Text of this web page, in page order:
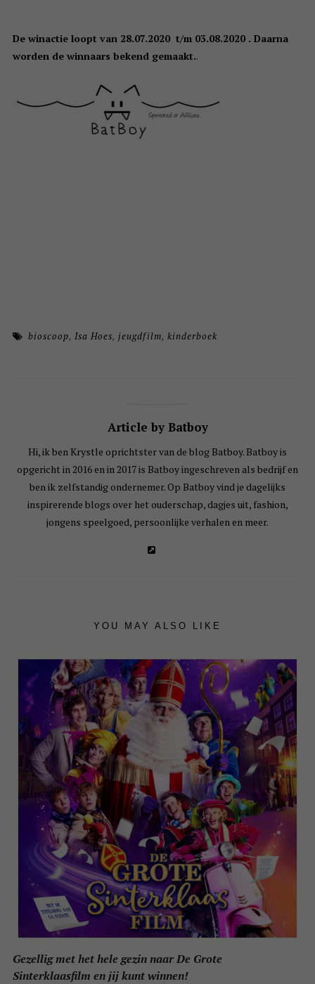
De winactie loopt van 28.07.2020 t/m 03.08.2020 . Daarna
worden de winnaars bekend gemaakt..
bioscoop,Isa Hoes,jeugdfilm,kinderboek
Article by Batboy
Hi, ik ben Krystle oprichtster van de blog Batboy. Batboy is
opgericht in 2016 en in 2017 is Batboy ingeschreven als bedrijf en
ben ik zelfstandig ondernemer. Op Batboy vind je dagelijks
inspirerende blogs over het ouderschap, dagjes uit, fashion,
jongens speelgoed, persoonlijke verhalen en meer.
YOU MAY ALSO LIKE
Gezellig met het hele gezin naar De Grote
Sinterklaasfilm en jij kunt winnen!